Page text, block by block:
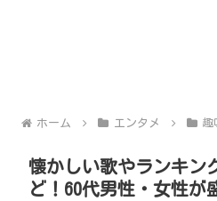
ホーム エンタメ 趣
懐かしい歌やランキン
ど！60代男性・女性が